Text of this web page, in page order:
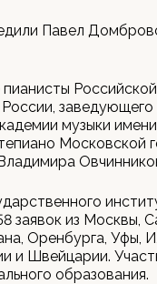
Павел
музыки
Московской
заявок из Москвы,
Оренбурга, Уфы,
и Швейцарии.
образования.